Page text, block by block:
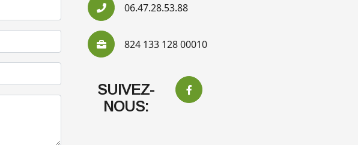
06.47.28.53.88
824 133 128 00010
SUIVEZ-
NOUS: